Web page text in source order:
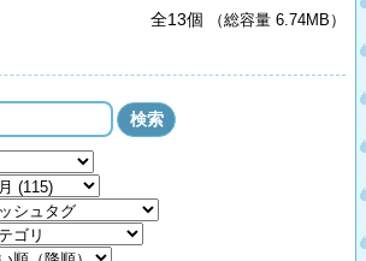
全13個 （総容量 6.74MB）